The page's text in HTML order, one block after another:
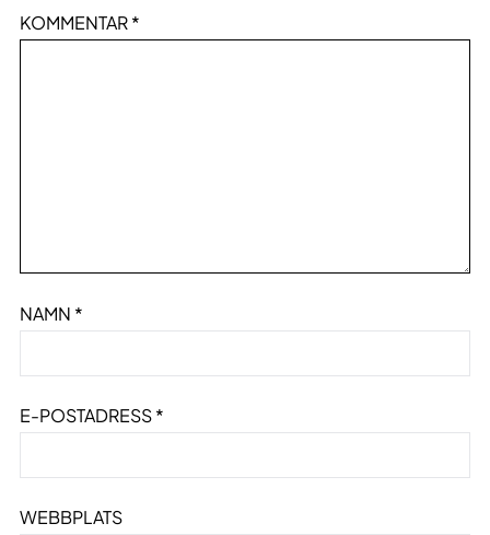
KOMMENTAR*
NAMN *
E-POSTADRESS*
WEBBPLATS